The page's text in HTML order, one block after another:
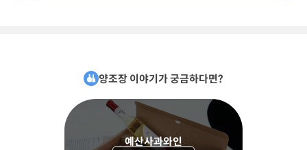
양조장 이야기가 궁금하다면?
예산사과와인